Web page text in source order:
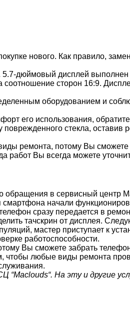
нового. Как правило,
дюймовый дисплей выполнен
сторон 16:9.
оборудованием и
его использования,
стекла, оставив
ремонта, потому Вы сможете
работ Вы всегда можете
обращения в сервисный центр
смартфона начали
сразу передается в
тачскрин от дисплея.
мастер приступает к
работоспособности.
Вы сможете забрать
чтобы любые виды ремонта
На эту и другие